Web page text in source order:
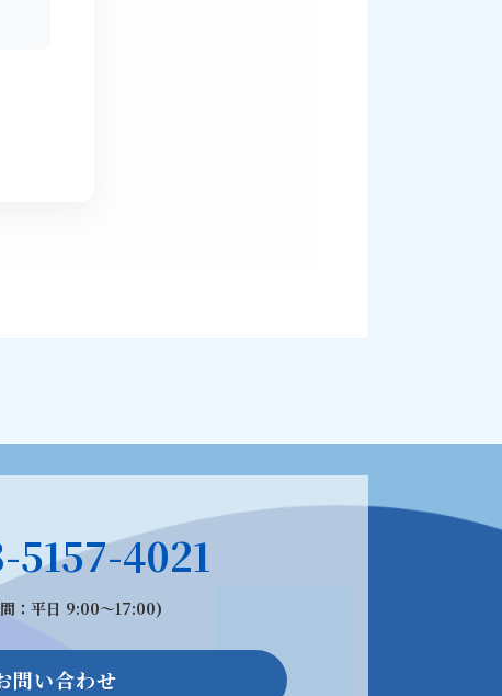
5157-4021
：平日 9:00〜17:00)
問い合わせ